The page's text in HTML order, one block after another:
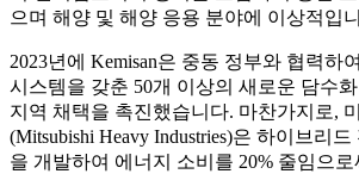
으며 해양 및 해양 응용 분야에 이상적입
2023년에 Kemisan은 중동 정부와 협력하
시스템을 갖춘 50개 이상의 새로운 담수
지역 채택을 촉진했습니다. 마찬가지로,
(Mitsubishi Heavy Industries)은 하이브리
을 개발하여 에너지 소비를 20% 줄임으